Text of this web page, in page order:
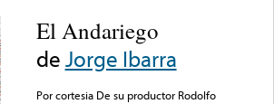
El Andariego
deJorge Ibarra
Por cortesia De su productor Rodolfo